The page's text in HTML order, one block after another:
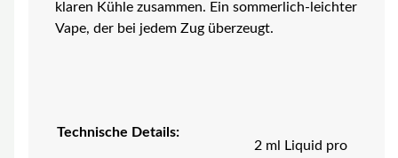
klaren Kühle zusammen. Ein sommerlich-leichter
Vape, der bei jedem Zug überzeugt.
Technische Details:
2 ml Liquid pro